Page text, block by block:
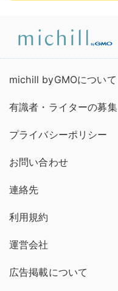
michill byGMOについて
有識者・ライターの募集
プライバシーポリシー
お問い合わせ
連絡先
利用規約
運営会社
広告掲載について